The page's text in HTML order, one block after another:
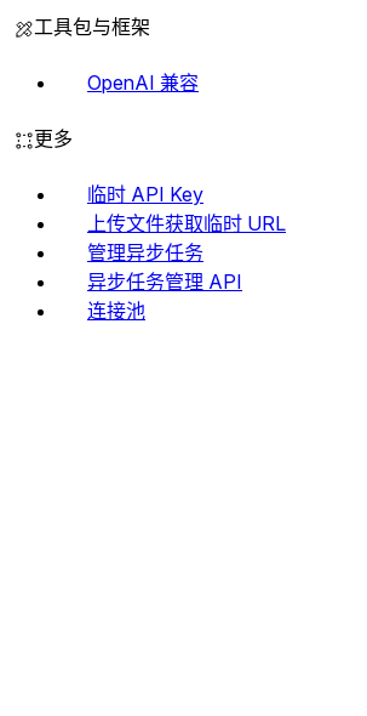
工具包与框架
OpenAI 兼容
更多
临时 API Key
上传文件获取临时 URL
管理异步任务
异步任务管理 API
连接池